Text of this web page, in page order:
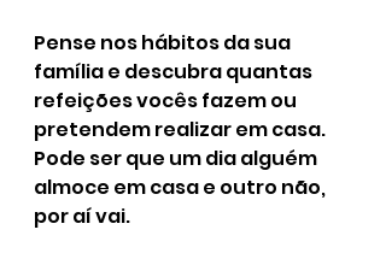
Pense nos hábitos da sua
família e descubra quantas
refeições vocês fazem ou
pretendem realizar em casa.
Pode ser que um dia alguém
almoce em casa e outro não,
por aí vai.